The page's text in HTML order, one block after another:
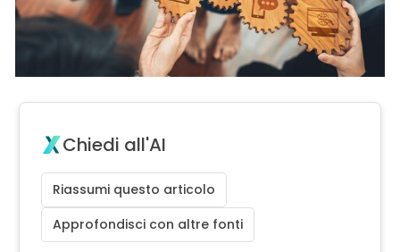
Chiedi all'AI
Riassumi questo articolo
Approfondisci con altre fonti